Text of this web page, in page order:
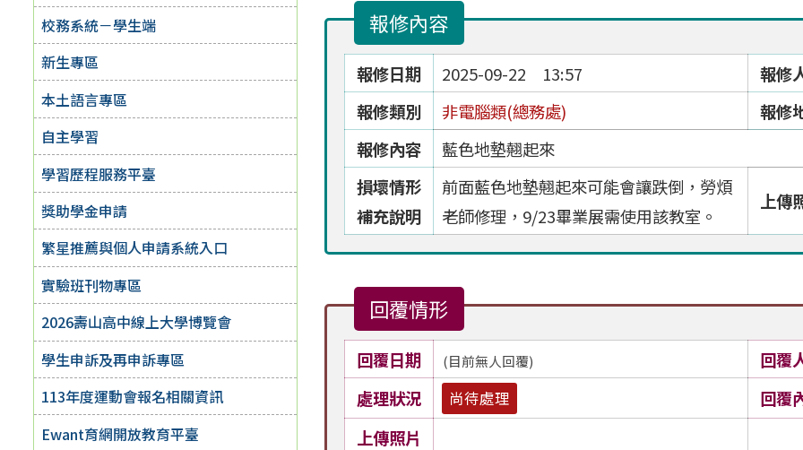
校務系統－學生端
新生專區
本土語言專區
自主學習
學習歷程服務平臺
獎助學金申請
繁星推薦與個人申請系統入口
實驗班刊物專區
2026壽山高中線上大學博覽會
學生申訴及再申訴專區
113年度運動會報名相關資訊
Ewant育網開放教育平臺
報修內容
報修日期 2025-09-22 13:57
報修
報修類別
非電腦類(總務處)
報修
報修內容
藍色地墊翹起來
損壞情形
補充說明
前面藍色地墊翹起來可能會讓跌倒，勞煩
老師修理，9/23畢業展需使用該教室。
上傳
回覆情形
回覆日期 (目前無人回覆)
回覆
處理狀況
尚待處理
回覆
上傳照片